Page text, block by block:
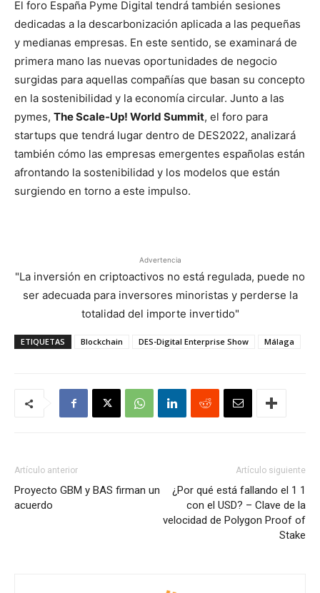
El foro España Pyme Digital tendrá también sesiones
dedicadas a la descarbonización aplicada a las pequeñas
y medianas empresas. En este sentido, se examinará de
primera mano las nuevas oportunidades de negocio
surgidas para aquellas compañías que basan su concepto
en la sostenibilidad y la economía circular. Junto a las
pymes, The Scale-Up! World Summit, el foro para
startups que tendrá lugar dentro de DES2022, analizará
también cómo las empresas emergentes españolas están
afrontando la sostenibilidad y los modelos que están
surgiendo en torno a este impulso.
Advertencia
"La inversión en criptoactivos no está regulada, puede no
ser adecuada para inversores minoristas y perderse la
totalidad del importe invertido"
ETIQUETAS Blockchain DES-Digital Enterprise Show Málaga
Artículo anterior
Proyecto GBM y BAS firman un
acuerdo
Artículo siguiente
¿Por qué está fallando el 1 1
con el USD? – Clave de la
velocidad de Polygon Proof of
Stake